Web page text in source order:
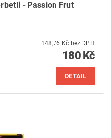
- Passion Frut
148,76 Kč bez DPH
180 Kč
DETAIL